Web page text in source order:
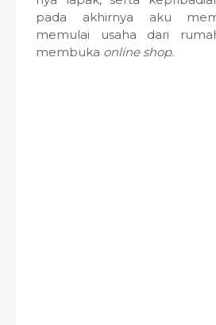
pada akhirnya aku
memulai usaha dari
membuka online shop.